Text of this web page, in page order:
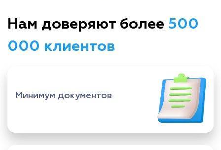
Нам доверяют более 500
000 клиентов
Минимум документов